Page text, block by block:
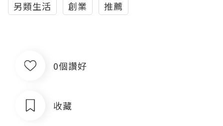
另類生活 創業 推薦
0個讚好
收藏